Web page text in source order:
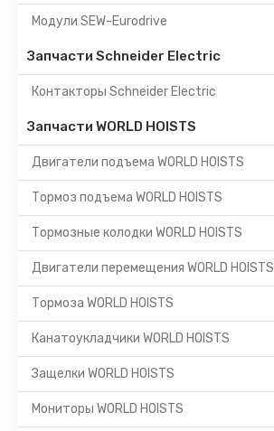
Модули SEW-Eurodrive
Запчасти Schneider Electric
Контакторы Schneider Electric
Запчасти WORLD HOISTS
Двигатели подъема WORLD HOISTS
Тормоз подъема WORLD HOISTS
Тормозные колодки WORLD HOISTS
Двигатели перемещения WORLD HOISTS
Тормоза WORLD HOISTS
Канатоукладчики WORLD HOISTS
Защелки WORLD HOISTS
Мониторы WORLD HOISTS